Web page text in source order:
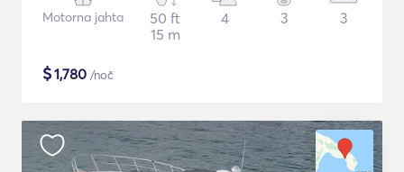
Motorna jahta
50 ft
15 m
4 3 3
$1,780 /noč